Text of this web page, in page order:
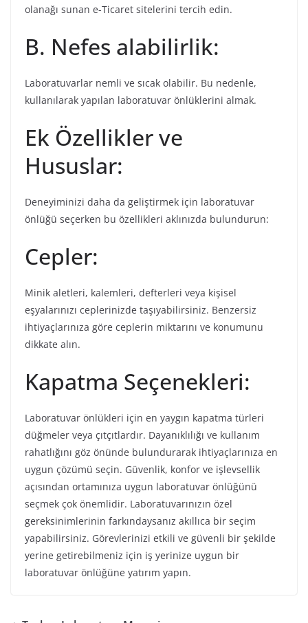
olanağı sunan e-Ticaret sitelerini tercih edin.
B. Nefes alabilirlik:
Laboratuvarlar nemli ve sıcak olabilir. Bu nedenle,
kullanılarak yapılan laboratuvar önlüklerini almak.
Ek Özellikler ve
Hususlar:
Deneyiminizi daha da geliştirmek için laboratuvar
önlüğü seçerken bu özellikleri aklınızda bulundurun:
Cepler:
Minik aletleri, kalemleri, defterleri veya kişisel
eşyalarınızı ceplerinizde taşıyabilirsiniz. Benzersiz
ihtiyaçlarınıza göre ceplerin miktarını ve konumunu
dikkate alın.
Kapatma Seçenekleri:
Laboratuvar önlükleri için en yaygın kapatma türleri
düğmeler veya çıtçıtlardır. Dayanıklılığı ve kullanım
rahatlığını göz önünde bulundurarak ihtiyaçlarınıza en
uygun çözümü seçin. Güvenlik, konfor ve işlevsellik
açısından ortamınıza uygun laboratuvar önlüğünü
seçmek çok önemlidir. Laboratuvarınızın özel
gereksinimlerinin farkındaysanız akıllıca bir seçim
yapabilirsiniz. Görevlerinizi etkili ve güvenli bir şekilde
yerine getirebilmeniz için iş yerinize uygun bir
laboratuvar önlüğüne yatırım yapın.